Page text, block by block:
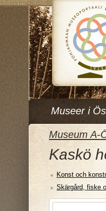
Museer i
Museum A-
Kaskö
Konst och
Skärgård, fiske